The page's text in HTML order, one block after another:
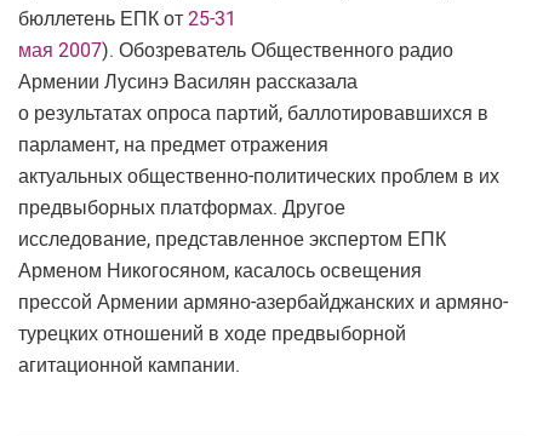
бюллетень ЕПК от 25-31
мая 2007). Обозреватель Общественного радио
Армении Лусинэ Василян рассказала
о результатах опроса партий, баллотировавшихся в
парламент, на предмет отражения
актуальных общественно-политических проблем в их
предвыборных платформах. Другое
исследование, представленное экспертом ЕПК
Арменом Никогосяном, касалось освещения
прессой Армении армяно-азербайджанских и армяно-
турецких отношений в ходе предвыборной
агитационной кампании.